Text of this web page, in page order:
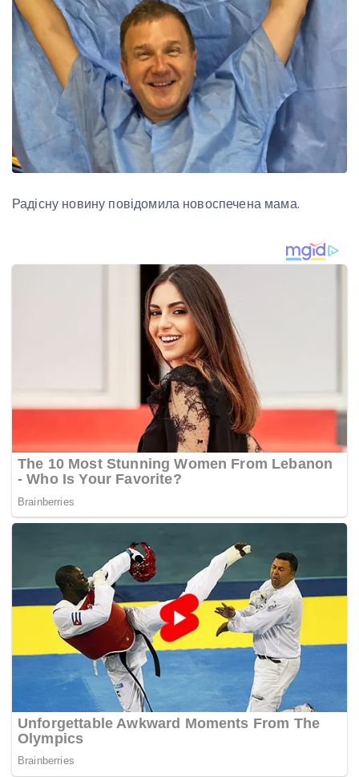
Радісну новину повідомила новоспечена мама.